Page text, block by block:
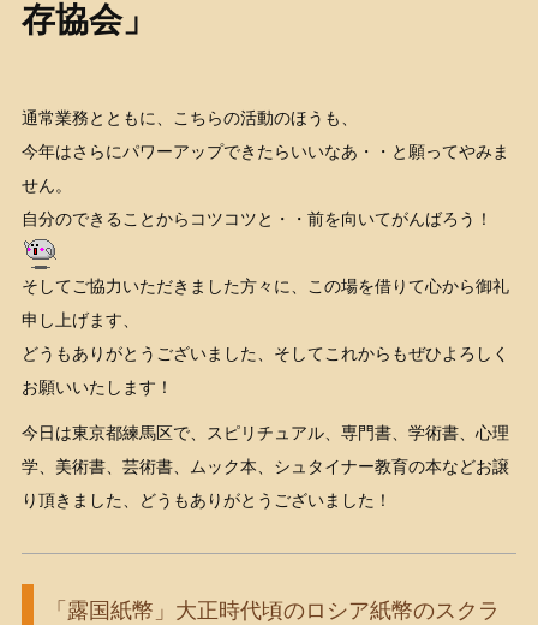
存協会」
通常業務とともに、こちらの活動のほうも、
今年はさらにパワーアップできたらいいなあ・・と願ってやみま
せん。
自分のできることからコツコツと・・前を向いてがんばろう！
そしてご協力いただきました方々に、この場を借りて心から御礼
申し上げます、
どうもありがとうございました、そしてこれからもぜひよろしく
お願いいたします！
今日は東京都練馬区で、スピリチュアル、専門書、学術書、心理
学、美術書、芸術書、ムック本、シュタイナー教育の本などお譲
り頂きました、どうもありがとうございました！
「露国紙幣」大正時代頃のロシア紙幣のスクラ